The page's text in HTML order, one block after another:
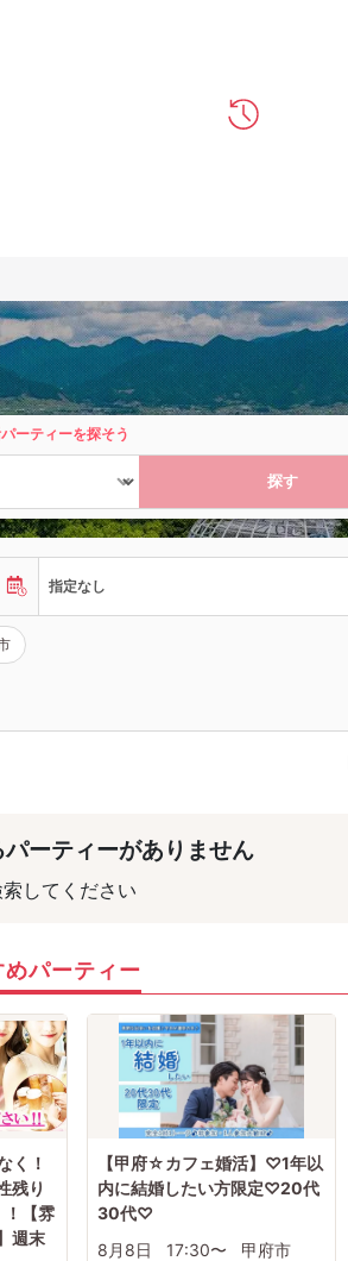
ーティーを探そう
探す
指定なし
ーティーがありません
してください
パーティー
く！
残り
！【雰
週末
【甲府☆カフェ婚活】♡1年以
内に結婚したい方限定♡20代
30代♡
8月8日
17:30〜 甲府市